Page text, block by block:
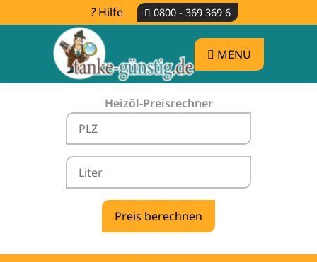
Hilfe 0800 - 369 369 6
MENÜ
Heizöl-Preisrechner
Heizölpreise Biedenkopf -
vergleichen & günstig tanken